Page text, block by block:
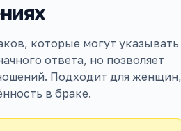
которые могут указывать
ответа, но позволяет
Подходит для женщин,
в браке.